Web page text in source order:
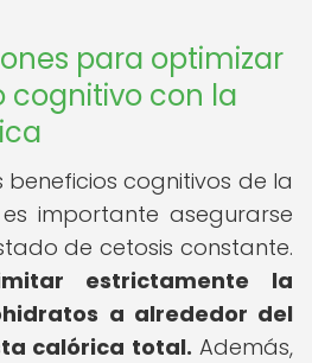
para optimizar
cognitivo con la
beneficios cognitivos de la
importante asegurarse
de cetosis constante.
estrictamente la
a alrededor del
calórica total. Además,